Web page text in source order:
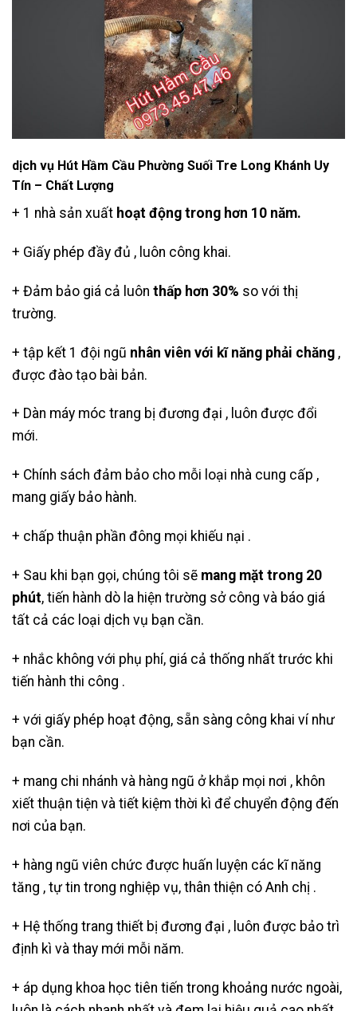
dịch vụ Hút Hầm Cầu Phường Suối Tre Long Khánh Uy
Tín – Chất Lượng
+ 1 nhà sản xuất hoạt động trong hơn 10 năm.
+ Giấy phép đầy đủ , luôn công khai.
+ Đảm bảo giá cả luôn thấp hơn 30% so với thị
trường.
+ tập kết 1 đội ngũ nhân viên với kĩ năng phải chăng ,
được đào tạo bài bản.
+ Dàn máy móc trang bị đương đại , luôn được đổi
mới.
+ Chính sách đảm bảo cho mỗi loại nhà cung cấp ,
mang giấy bảo hành.
+ chấp thuận phần đông mọi khiếu nại .
+ Sau khi bạn gọi, chúng tôi sẽ mang mặt trong 20
phút, tiến hành dò la hiện trường sở công và báo giá
tất cả các loại dịch vụ bạn cần.
+ nhắc không với phụ phí, giá cả thống nhất trước khi
tiến hành thi công .
+ với giấy phép hoạt động, sẵn sàng công khai ví như
bạn cần.
+ mang chi nhánh và hàng ngũ ở khắp mọi nơi , khôn
xiết thuận tiện và tiết kiệm thời kì để chuyển động đến
nơi của bạn.
+ hàng ngũ viên chức được huấn luyện các kĩ năng
tăng , tự tin trong nghiệp vụ, thân thiện có Anh chị .
+ Hệ thống trang thiết bị đương đại , luôn được bảo trì
định kì và thay mới mỗi năm.
+ áp dụng khoa học tiên tiến trong khoảng nước ngoài,